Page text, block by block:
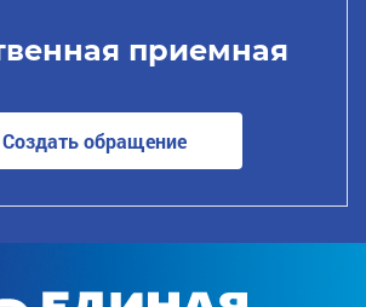
приемная
Создать обращение